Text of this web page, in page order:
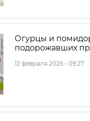
Огурцы и
подорожавших
12 февраля 2026 - 09:27